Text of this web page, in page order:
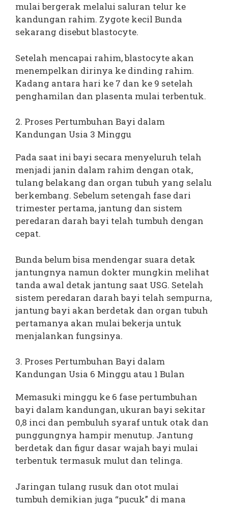
mulai bergerak melalui saluran telur ke
kandungan rahim. Zygote kecil Bunda
sekarang disebut blastocyte.
Setelah mencapai rahim, blastocyte akan
menempelkan dirinya ke dinding rahim.
Kadang antara hari ke 7 dan ke 9 setelah
penghamilan dan plasenta mulai terbentuk.
2. Proses Pertumbuhan Bayi dalam
Kandungan Usia 3 Minggu
Pada saat ini bayi secara menyeluruh telah
menjadi janin dalam rahim dengan otak,
tulang belakang dan organ tubuh yang selalu
berkembang. Sebelum setengah fase dari
trimester pertama, jantung dan sistem
peredaran darah bayi telah tumbuh dengan
cepat.
Bunda belum bisa mendengar suara detak
jantungnya namun dokter mungkin melihat
tanda awal detak jantung saat USG. Setelah
sistem peredaran darah bayi telah sempurna,
jantung bayi akan berdetak dan organ tubuh
pertamanya akan mulai bekerja untuk
menjalankan fungsinya.
3. Proses Pertumbuhan Bayi dalam
Kandungan Usia 6 Minggu atau 1 Bulan
Memasuki minggu ke 6 fase pertumbuhan
bayi dalam kandungan, ukuran bayi sekitar
0,8 inci dan pembuluh syaraf untuk otak dan
punggungnya hampir menutup. Jantung
berdetak dan figur dasar wajah bayi mulai
terbentuk termasuk mulut dan telinga.
Jaringan tulang rusuk dan otot mulai
tumbuh demikian juga “pucuk” di mana